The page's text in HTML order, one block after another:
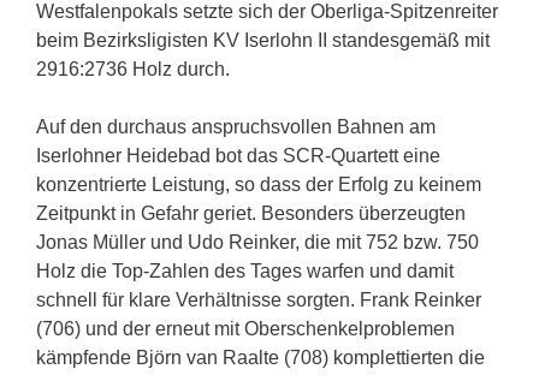
Westfalenpokals setzte sich der Oberliga-Spitzenreiter
beim Bezirksligisten KV Iserlohn II standesgemäß mit
2916:2736 Holz durch.
Auf den durchaus anspruchsvollen Bahnen am
Iserlohner Heidebad bot das SCR-Quartett eine
konzentrierte Leistung, so dass der Erfolg zu keinem
Zeitpunkt in Gefahr geriet. Besonders überzeugten
Jonas Müller und Udo Reinker, die mit 752 bzw. 750
Holz die Top-Zahlen des Tages warfen und damit
schnell für klare Verhältnisse sorgten. Frank Reinker
(706) und der erneut mit Oberschenkelproblemen
kämpfende Björn van Raalte (708) komplettierten die